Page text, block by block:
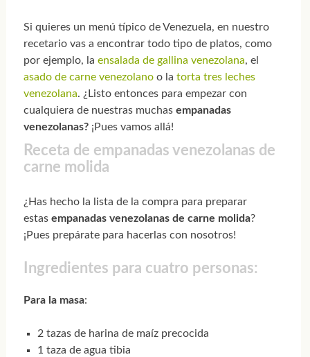
Si quieres un menú típico de Venezuela, en nuestro
recetario vas a encontrar todo tipo de platos, como
por ejemplo, la ensalada de gallina venezolana, el
asado de carne venezolanoo la torta tres leches
venezolana. ¿Listo entonces para empezar con
cualquiera de nuestras muchas empanadas
venezolanas? ¡Pues vamos allá!
Receta de empanadas venezolanas de
carne molida
¿Has hecho la lista de la compra para preparar
estas empanadas venezolanas de carne molida?
¡Pues prepárate para hacerlas con nosotros!
Ingredientes para cuatro personas:
Para la masa:
2 tazas de harina de maíz precocida
1 taza de agua tibia